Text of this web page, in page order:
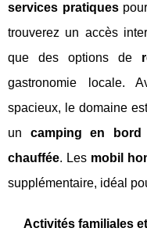
services pratiques
trouverez un accès
que des options de
gastronomie locale.
spacieux, le domaine
un camping en bord
chauffée. Les mobil
supplémentaire, idéal
Activités familiales